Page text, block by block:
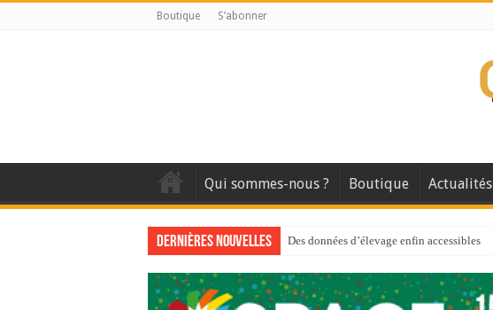
Boutique S’abonner
Qui sommes-nous ? Boutique Actualités
Dernières nouvelles Des données d’élevage enfin accessibles
Au sommaire du premier numéro de 2025